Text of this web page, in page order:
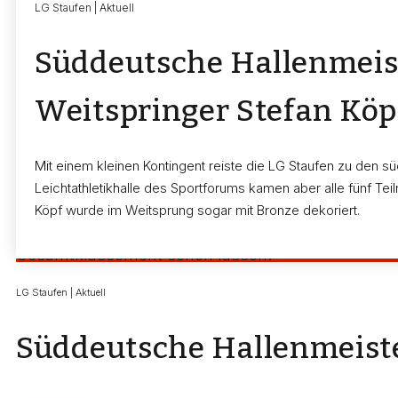
LG Staufen | Aktuell
Süddeutsche
Weitspringer Stefan
Mit einem kleinen Kontingent reiste die LG Staufen zu den
Leichtathletikhalle des Sportforums kamen aber alle fünf
Köpf wurde im Weitsprung sogar mit Bronze dekoriert.
LG Staufen | Aktuell
Süddeutsche
Immerhin waren das elf Zentimeter mehr als bei
Rang 8. Nachdem sich beim Weitsprung die
auf den Start der 4 x 200-m-Staffel verzichtet
Trotz ihres Dreisprung-Sieges bei den baden-
Wettkampfstätte enttäuscht über ihre Weite
Fehlversuchen setzte sie zu einem
vom Bandmaß ablasen. Damit hatte sie ihre
sie nicht nur klar über der Norm (11,85 m) für die
Titelkämpfe der Frauen lag. Nachdem fast die
Gesamtklassement sehen lassen.